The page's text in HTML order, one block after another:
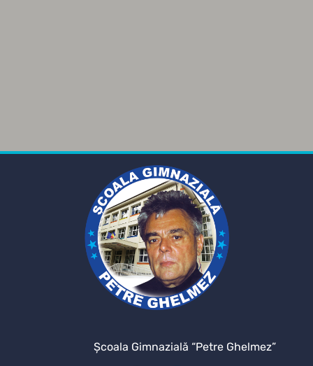
Şcoala Gimnazială “Petre Ghelmez”